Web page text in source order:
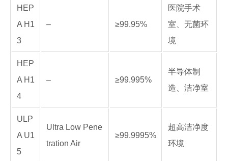
HEP
A H1
3
– ≥99.95%
医院手术
室、无菌环
境
HEP
A H1
4
– ≥99.995%
半导体制
造、洁净室
ULP
A U1
5
Ultra Low Pene
tration Air
≥99.9995%
超高洁净度
环境